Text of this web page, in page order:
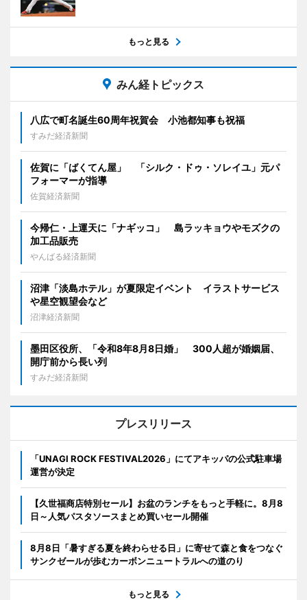
もっと見る
みん経トピックス
八広で町名誕生60周年祝賀会 小池都知事も祝福
すみだ経済新聞
佐賀に「ばくてん屋」 「シルク・ドゥ・ソレイユ」元パ
フォーマーが指導
佐賀経済新聞
今帰仁・上運天に「ナギッコ」 島ラッキョウやモズクの
加工品販売
やんばる経済新聞
沼津「淡島ホテル」が夏限定イベント イラストサービス
や星空観望会など
沼津経済新聞
墨田区役所、「令和8年8月8日婚」 300人超が婚姻届、
開庁前から長い列
すみだ経済新聞
プレスリリース
「UNAGI ROCK FESTIVAL2026」にてアキッパの公式駐車場
運営が決定
【久世福商店特別セール】お盆のランチをもっと手軽に。8月8
日～人気パスタソースまとめ買いセール開催
8月8日「暑すぎる夏を終わらせる日」に寄せて森と食をつなぐ
サンクゼールが歩むカーボンニュートラルへの道のり
もっと見る